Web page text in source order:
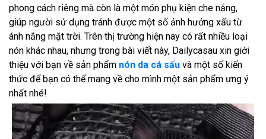
phong cách riêng mà còn là một món phụ kiện che nắng,
giúp người sử dụng tránh được một số ảnh hưởng xấu từ
ánh nắng mặt trời. Trên thị trường hiện nay có rất nhiều loại
nón khác nhau, nhưng trong bài viết này, Dailycasau xin giới
thiệu với bạn về sản phẩm nón da cá sấu và một số kiến
thức để bạn có thể mang về cho mình một sản phẩm ưng ý
nhất nhé!